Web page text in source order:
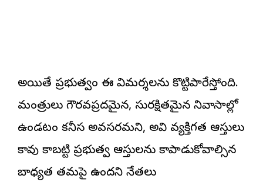
అయితే ప్రభుత్వం ఈ విమర్శలను కొట్టిపారేస్తోంది.
మంత్రులు గౌరవప్రదమైన, సురక్షితమైన నివాసాల్లో
ఉండటం కనీస అవసరమని, అవి వ్యక్తిగత ఆస్తులు
కావు కాబట్టి ప్రభుత్వ ఆస్తులను కాపాడుకోవాల్సిన
బాధ్యత తమపై ఉందని నేతలు